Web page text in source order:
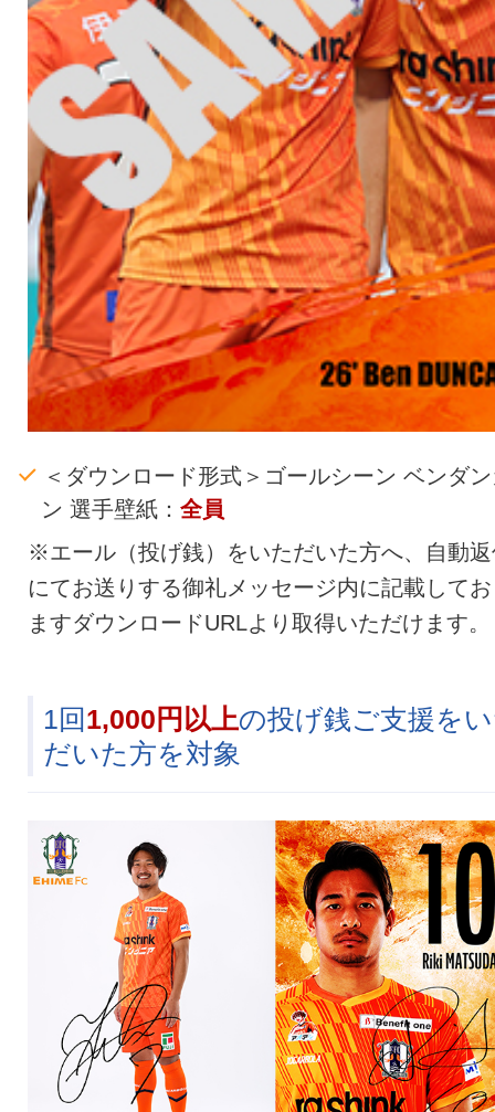
＜ダウンロード形式＞ゴールシーン ベンダ
ン 選手壁紙： 全員
※エール（投げ銭）をいただいた方へ、自動
にてお送りする御礼メッセージ内に記載して
ますダウンロードURLより取得いただけます。
1回1,000円以上の投げ銭ご支援を
だいた方を対象